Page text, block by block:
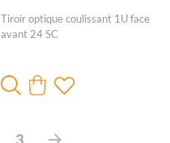
Tiroir optique coulissant 1U face
avant 24 SC
S